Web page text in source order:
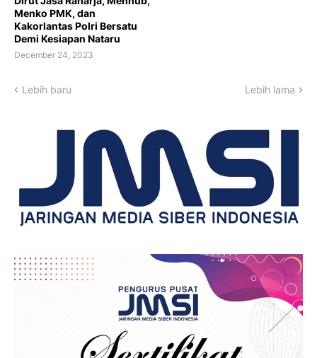
Menko PMK, dan
Kakorlantas Polri Bersatu
Demi Kesiapan Nataru
December 24, 2023
Lebih baru Lebih lama